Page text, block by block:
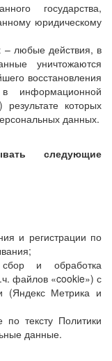
государства,
юридическому
– любые действия, в
уничтожаются
восстановления
информационной
которых
данных.
следующие
и регистрации по
и обработка
файлов «cookie») с
(Яндекс Метрика и
тексту Политики
данные.